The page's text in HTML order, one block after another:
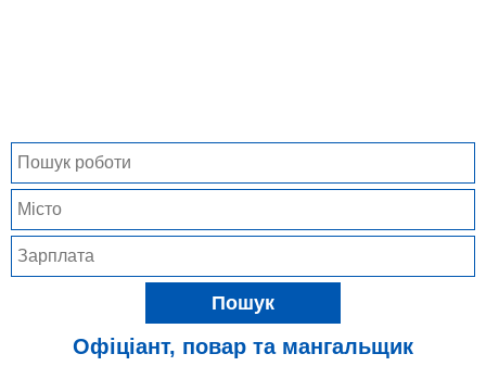
Пошук
Офіціант, повар та мангальщик